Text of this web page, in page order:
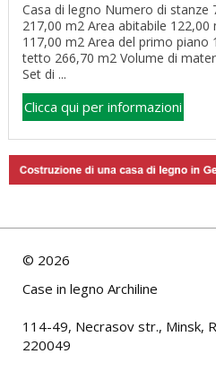
Casa di legno Numero di stanze
217,00 m2 Area abitabile
117,00 m2 Area del primo piano
tetto 266,70 m2 Volume di
Set di ...
Clicca qui per informazioni
© 2026
Case in legno Archiline
114-49, Necrasov str., Minsk,
220049